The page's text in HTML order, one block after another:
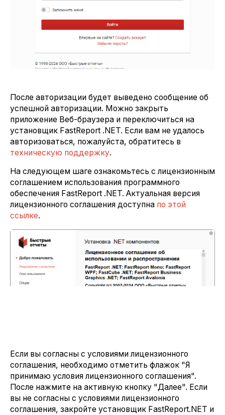
После авторизации будет выведено сообщение об
успешной авторизации. Можно закрыть
приложение Веб-браузера и переключиться на
установщик FastReport .NET. Если вам не удалось
авторизоваться, пожалуйста, обратитесь в
техническую поддержку.
На следующем шаге ознакомьтесь с лицензионным
соглашением использования программного
обеспечения FastReport .NET. Актуальная версия
лицензионного соглашения доступна по этой
ссылке.
Если вы согласны с условиями лицензионного
соглашения, необходимо отметить флажок "Я
принимаю условия лицензионного соглашения".
После нажмите на активную кнопку "Далее". Если
вы не согласны с условиями лицензионного
соглашения, закройте установщик FastReport.NET и